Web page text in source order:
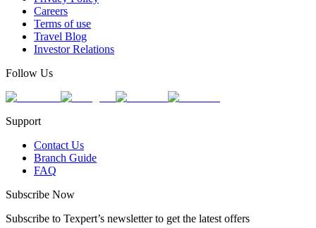
Careers
Terms of use
Travel Blog
Investor Relations
Follow Us
Support
Contact Us
Branch Guide
FAQ
Subscribe Now
Subscribe to Texpert’s newsletter to get the latest offers